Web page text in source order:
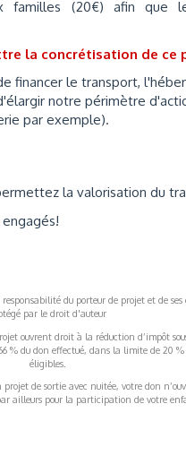
familles (20€) afin que
la concrétisation de ce
financer le transport,
notre périmètre
par exemple).
la valorisation du
du porteur de projet et de
par le droit d'auteur
ouvrent droit à la réduction d’impôt
% du don effectué, dans la limite de 20
éligibles.
de sortie avec nuitée, votre don
ailleurs pour la participation de votre